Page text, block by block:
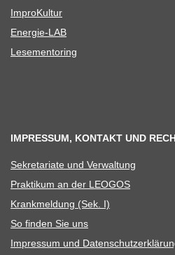
Impro­Kul­tur
Ener­­gie-LAB
Lese­men­to­ring
IMPRESSUM, KONTAKT UND
Sekre­ta­riate und Verwaltung
Prak­ti­kum an der LEOGOS
Krank­mel­dung (Sek. I)
So fin­den Sie uns
Impres­sum und